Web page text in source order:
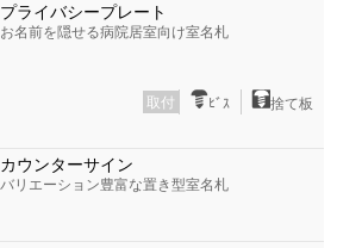
プライバシープレート
お名前を隠せる病院居室向け室名札
取付 ﾋﾞｽ 捨て板
カウンターサイン
バリエーション豊富な置き型室名札